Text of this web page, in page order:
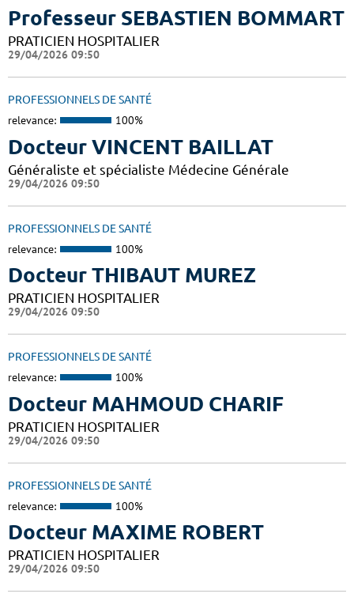
Professeur SEBASTIEN BOMMART
PRATICIEN HOSPITALIER
29/04/2026 09:50
PROFESSIONNELS DE SANTÉ
relevance: 100%
Docteur VINCENT BAILLAT
Généraliste et spécialiste Médecine Générale
29/04/2026 09:50
PROFESSIONNELS DE SANTÉ
relevance: 100%
Docteur THIBAUT MUREZ
PRATICIEN HOSPITALIER
29/04/2026 09:50
PROFESSIONNELS DE SANTÉ
relevance: 100%
Docteur MAHMOUD CHARIF
PRATICIEN HOSPITALIER
29/04/2026 09:50
PROFESSIONNELS DE SANTÉ
relevance: 100%
Docteur MAXIME ROBERT
PRATICIEN HOSPITALIER
29/04/2026 09:50